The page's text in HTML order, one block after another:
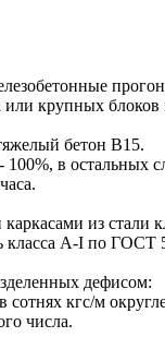
крупных
бетон B15.
в остальных
из стали
класса А-I по ГОСТ
дефисом:
сотнях кгс/м
числа.